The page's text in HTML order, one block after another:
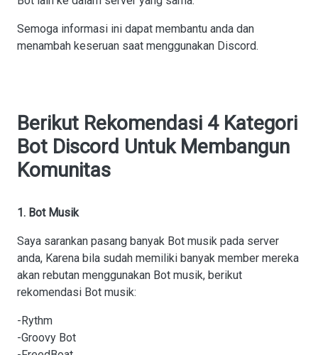
Semoga informasi ini dapat membantu anda dan
menambah keseruan saat menggunakan Discord.
Berikut Rekomendasi 4 Kategori
Bot Discord Untuk Membangun
Komunitas
1. Bot Musik
Saya sarankan pasang banyak Bot musik pada server
anda, Karena bila sudah memiliki banyak member mereka
akan rebutan menggunakan Bot musik, berikut
rekomendasi Bot musik:
-Rythm
-Groovy Bot